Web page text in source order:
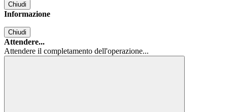
Chiudi
Informazione
Chiudi
Attendere...
Attendere il completamento dell'operazione...